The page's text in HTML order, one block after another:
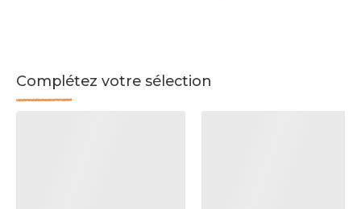
Complétez votre sélection